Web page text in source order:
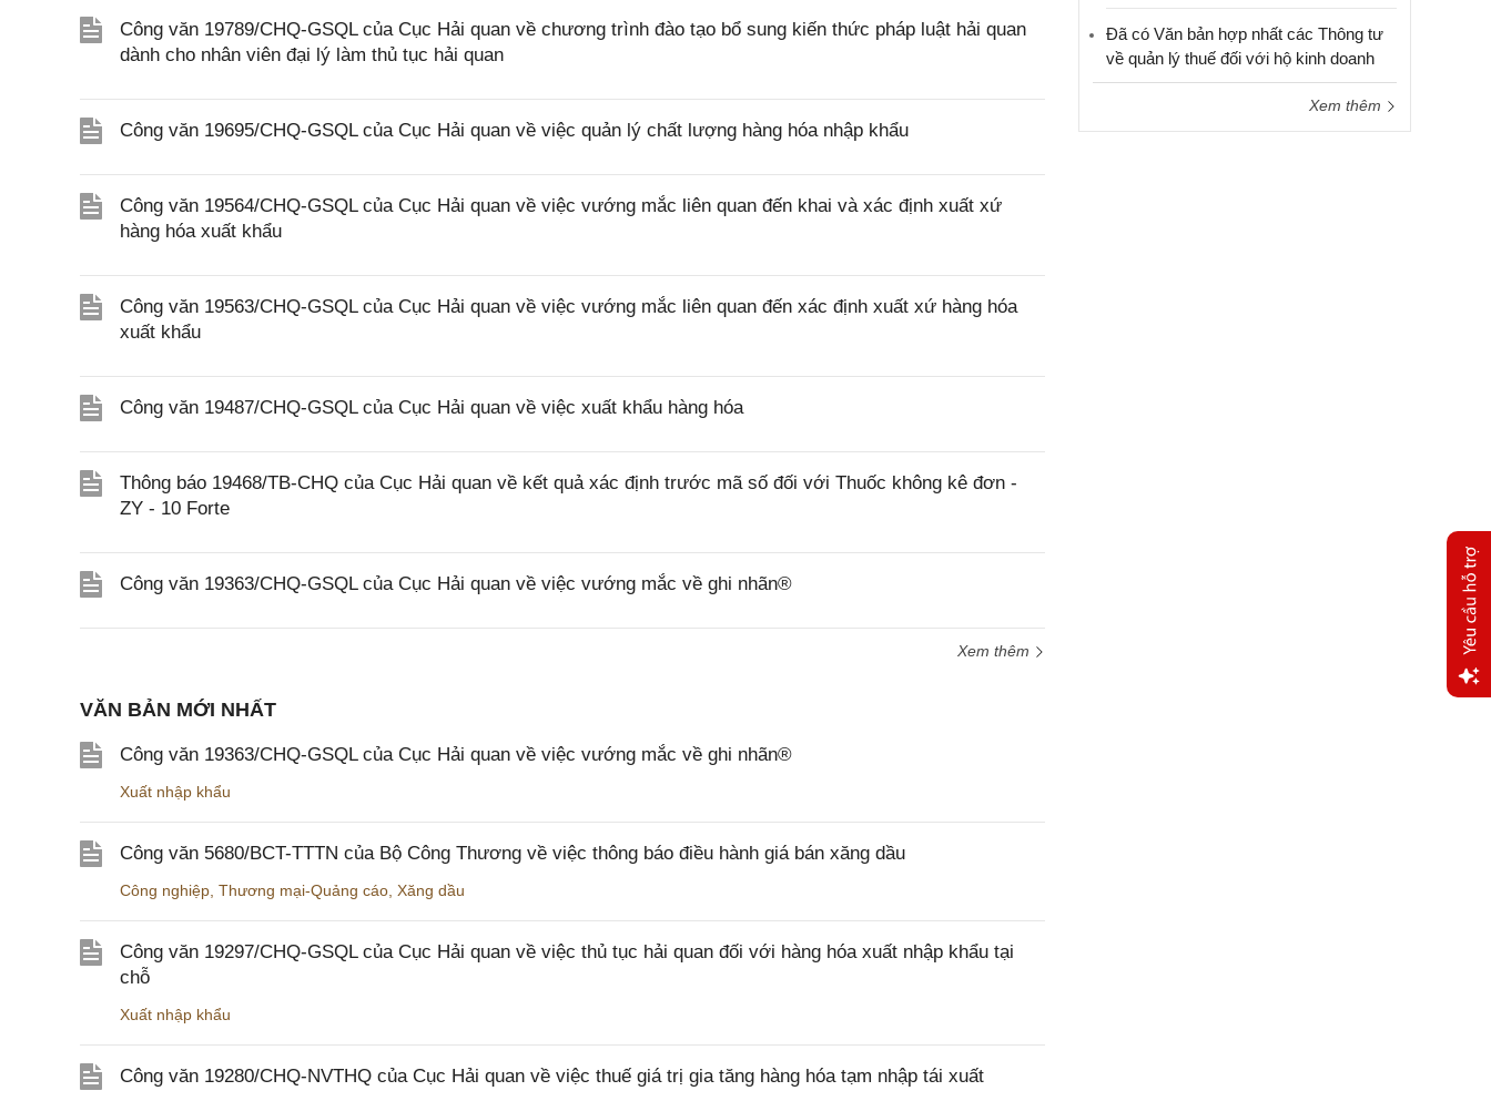
Công văn 19789/CHQ-GSQL của Cục Hải quan về chương trình đào tạo bổ sung kiến thức pháp luật hải quan
dành cho nhân viên đại lý làm thủ tục hải quan
Công văn 19695/CHQ-GSQL của Cục Hải quan về việc quản lý chất lượng hàng hóa nhập khẩu
Công văn 19564/CHQ-GSQL của Cục Hải quan về việc vướng mắc liên quan đến khai và xác định xuất xứ
hàng hóa xuất khẩu
Công văn 19563/CHQ-GSQL của Cục Hải quan về việc vướng mắc liên quan đến xác định xuất xứ hàng hóa
xuất khẩu
Công văn 19487/CHQ-GSQL của Cục Hải quan về việc xuất khẩu hàng hóa
Thông báo 19468/TB-CHQ của Cục Hải quan về kết quả xác định trước mã số đối với Thuốc không kê đơn -
ZY - 10 Forte
Công văn 19363/CHQ-GSQL của Cục Hải quan về việc vướng mắc về ghi nhãn®
Xem thêm
VĂN BẢN MỚI NHẤT
Công văn 19363/CHQ-GSQL của Cục Hải quan về việc vướng mắc về ghi nhãn®
Xuất nhập khẩu
Công văn 5680/BCT-TTTN của Bộ Công Thương về việc thông báo điều hành giá bán xăng dầu
Công nghiệp Thương mại-Quảng cáo Xăng dầu
Công văn 19297/CHQ-GSQL của Cục Hải quan về việc thủ tục hải quan đối với hàng hóa xuất nhập khẩu tại
chỗ
Xuất nhập khẩu
Công văn 19280/CHQ-NVTHQ của Cục Hải quan về việc thuế giá trị gia tăng hàng hóa tạm nhập tái xuất
Đã có Văn bản hợp nhất các Thông tư
về quản lý thuế đối với hộ kinh doanh
Xem thêm